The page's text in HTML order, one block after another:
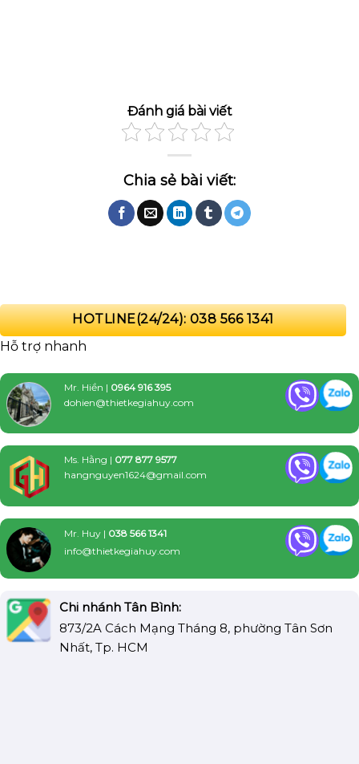
Đánh giá bài viết
HOTLINE(24/24): 038 566 1341
Hỗ trợ nhanh
Mr. Hiền | 0964 916 395
dohien@thietkegiahuy.com
Ms. Hằng | 077 877 9577
hangnguyen1624@gmail.com
Mr. Huy | 038 566 1341
info@thietkegiahuy.com
Chi nhánh Tân Bình:
873/2A Cách Mạng Tháng 8, phường Tân Sơn
Nhất, Tp. HCM